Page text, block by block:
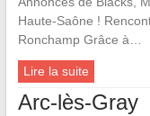
Haute-Saône !
Ronchamp Grâce à…
Lire la suite
Arc-lès-Gray